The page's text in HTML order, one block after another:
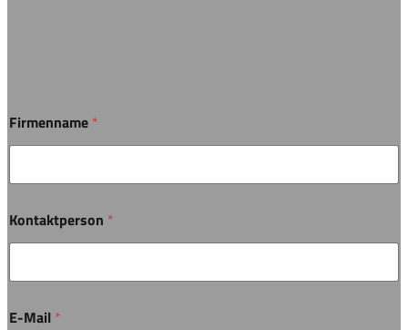
Firmenname *
Kontaktperson *
E-Mail *